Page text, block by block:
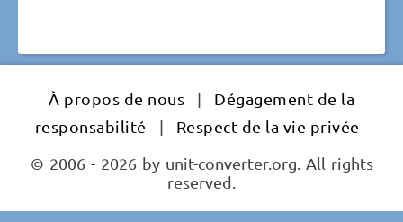
À propos de nous |
Dégagement de la
responsabilité
|
Respect de la vie privée
© 2006 - 2026 by unit-converter.org. All rights
reserved.